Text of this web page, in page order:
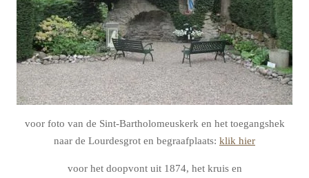
voor foto van de Sint-Bartholomeuskerk en het toegangshek
naar de Lourdesgrot en begraafplaats: klik hier
voor het doopvont uit 1874, het kruis en